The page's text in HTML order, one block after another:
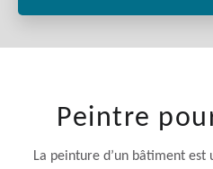
Peintre
La peinture d’un bâtiment